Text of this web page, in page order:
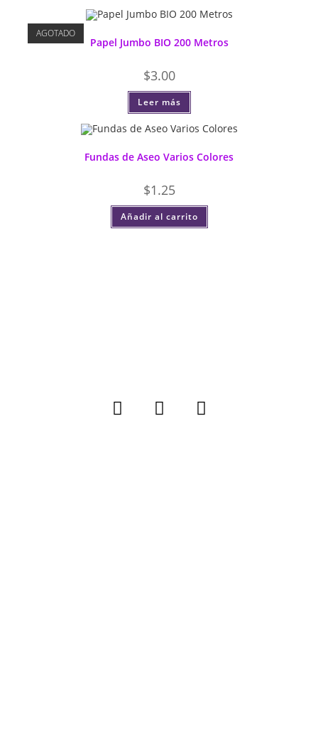
AGOTADO
Papel Jumbo BIO 200 Metros
$3.00
Leer más
Fundas de Aseo Varios Colores
$1.25
Añadir al carrito